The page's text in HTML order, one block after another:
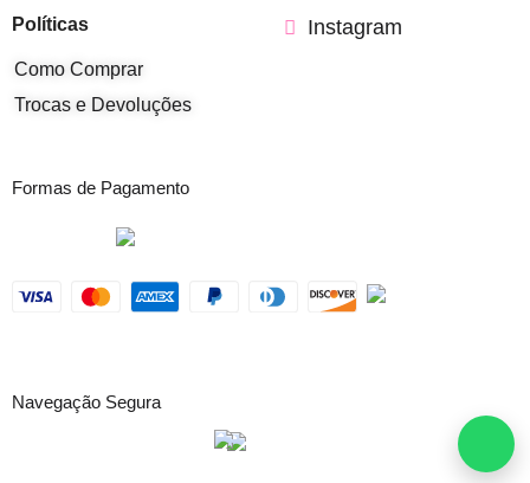
Políticas
Como Comprar
Trocas e Devoluções
Instagram
Formas de Pagamento
Navegação Segura